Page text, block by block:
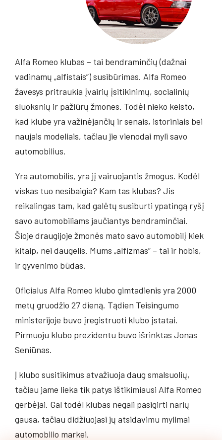
Renginiai
Galerija
Kontaktai
Alfa Romeo klubas – tai bendraminčių (dažnai
vadinamų „alfistais”) susibūrimas. Alfa Romeo
žavesys pritraukia įvairių įsitikinimų, socialinių
sluoksnių ir pažiūrų žmones. Todėl nieko keisto,
kad klube yra važinėjančių ir senais, istoriniais bei
naujais modeliais, tačiau jie vienodai myli savo
automobilius.
Yra automobilis, yra jį vairuojantis žmogus. Kodėl
viskas tuo nesibaigia? Kam tas klubas? Jis
reikalingas tam, kad galėtų susiburti ypatingą ryšį
savo automobiliams jaučiantys bendraminčiai.
Šioje draugijoje žmonės mato savo automobilį kiek
kitaip, nei daugelis. Mums „alfizmas” – tai ir hobis,
ir gyvenimo būdas.
Oficialus Alfa Romeo klubo gimtadienis yra 2000
metų gruodžio 27 dieną. Tądien Teisingumo
ministerijoje buvo įregistruoti klubo įstatai.
Pirmuoju klubo prezidentu buvo išrinktas Jonas
Seniūnas.
Į klubo susitikimus atvažiuoja daug smalsuolių,
tačiau jame lieka tik patys ištikimiausi Alfa Romeo
gerbėjai. Gal todėl klubas negali pasigirti narių
gausa, tačiau didžiuojasi jų atsidavimu mylimai
automobilio markei.